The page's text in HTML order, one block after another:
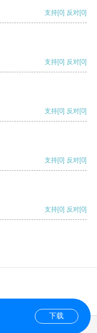
支持[0] 反对[0]
支持[0] 反对[0]
支持[0] 反对[0]
支持[0] 反对[0]
支持[0] 反对[0]
下载